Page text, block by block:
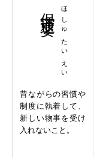
ほしゅたいえい
昔ながらの習慣や
制度に執着して、
新しい物事を受け
入れないこと。